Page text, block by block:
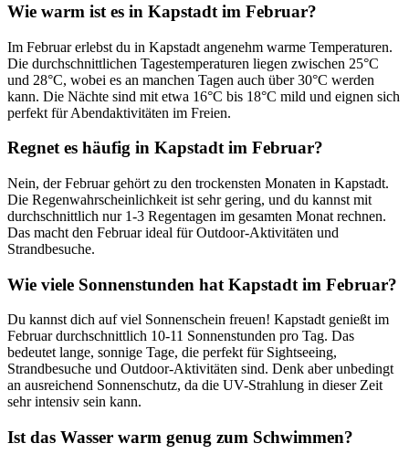
Wie warm ist es in Kapstadt im Februar?
Im Februar erlebst du in Kapstadt angenehm warme Temperaturen.
Die durchschnittlichen Tagestemperaturen liegen zwischen 25°C
und 28°C, wobei es an manchen Tagen auch über 30°C werden
kann. Die Nächte sind mit etwa 16°C bis 18°C mild und eignen sich
perfekt für Abendaktivitäten im Freien.
Regnet es häufig in Kapstadt im Februar?
Nein, der Februar gehört zu den trockensten Monaten in Kapstadt.
Die Regenwahrscheinlichkeit ist sehr gering, und du kannst mit
durchschnittlich nur 1-3 Regentagen im gesamten Monat rechnen.
Das macht den Februar ideal für Outdoor-Aktivitäten und
Strandbesuche.
Wie viele Sonnenstunden hat Kapstadt im Februar?
Du kannst dich auf viel Sonnenschein freuen! Kapstadt genießt im
Februar durchschnittlich 10-11 Sonnenstunden pro Tag. Das
bedeutet lange, sonnige Tage, die perfekt für Sightseeing,
Strandbesuche und Outdoor-Aktivitäten sind. Denk aber unbedingt
an ausreichend Sonnenschutz, da die UV-Strahlung in dieser Zeit
sehr intensiv sein kann.
Ist das Wasser warm genug zum Schwimmen?